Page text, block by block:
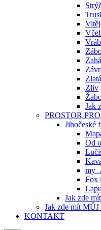
Zliv
Jak
PROSTOR
Jihočeské
Od
Fox
Jak zde
Jak zde mít
KONTAKT